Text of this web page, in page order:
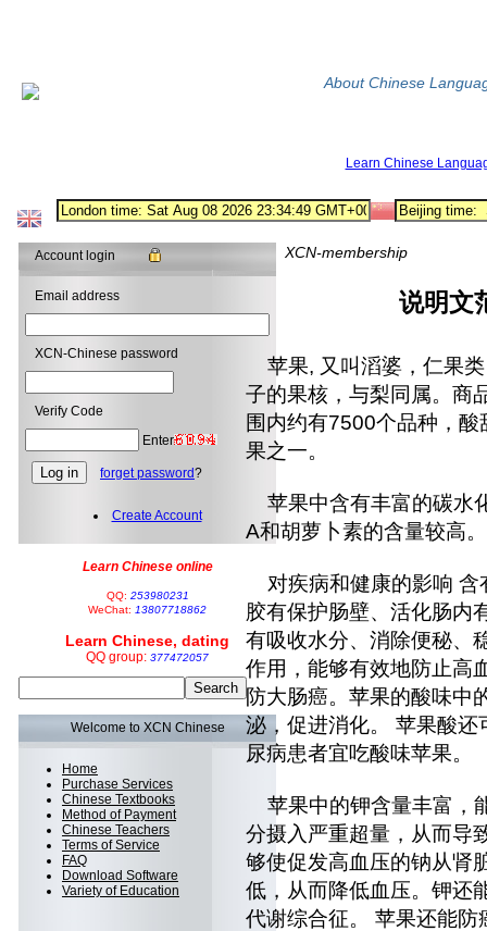
About Chinese
Learn Chinese
Account login
Email address
XCN-Chinese password
Verify Code
Enter
forget password?
Create Account
Learn Chinese online
QQ: 253980231
WeChat: 13807718862
Learn Chinese, dating
QQ group: 377472057
Welcome to XCN Chinese
Home
Purchase Services
Chinese Textbooks
Method of Payment
Chinese Teachers
Terms of Service
FAQ
Download Software
Variety of Education
XCN-membership
说明文
苹果, 又叫滔婆，仁果
子的果核，与梨同属。商
围内约有7500个品种，
果之一。
苹果中含有丰富的碳水
A和胡萝卜素的含量较高。
对疾病和健康的影响 含
胶有保护肠壁、活化肠内
有吸收水分、消除便秘、
作用，能够有效地防止高
防大肠癌。苹果的酸味中
泌，促进消化。 苹果酸
尿病患者宜吃酸味苹果。
苹果中的钾含量丰富，
分摄入严重超量，从而导
够使促发高血压的钠从肾
低，从而降低血压。钾还
代谢综合征。 苹果还能防